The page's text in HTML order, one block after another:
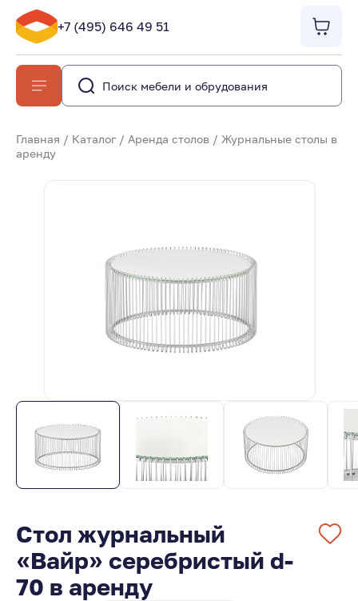
+7 (495) 646 49 51
Главная / Каталог / Аренда столов / Журнальные столы в
аренду
Стол журнальный
«Вайр» серебристый d-
70 в аренду